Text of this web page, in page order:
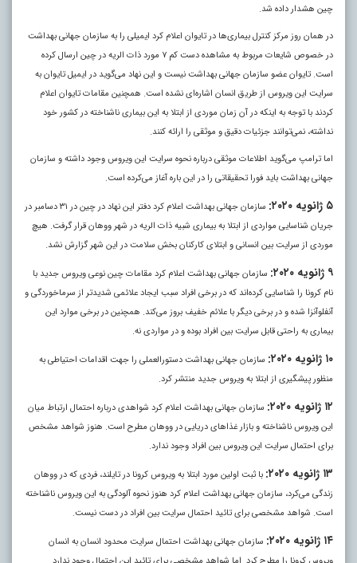
چین هشدار داده شد.
در همان روز مرکز کنترل بیماری‌ها در تایوان اعلام کرد ایمیلی را به سازمان جهانی بهداشت
در خصوص شایعات مربوط به مشاهده دست کم ۷ مورد ذات الریه در چین ارسال کرده
است. تایوان عضو سازمان جهانی بهداشت نیست و این نهاد می‌گوید در ایمیل تایوان به
سرایت این ویروس از طریق انسان اشاره‌ای نشده است. همچنین مقامات تایوان اعلام
کردند با توجه به اینکه در آن زمان موردی از ابتلا به این بیماری ناشناخته در کشور خود
نداشته، نمی‌توانند جزئیات دقیق و موثقی را ارائه کنند.
اما ترامپ می‌گوید اطلاعات موثقی درباره نحوه سرایت این ویروس وجود داشته و سازمان
جهانی بهداشت باید فورا تحقیقاتی را در این باره آغاز می‌کرده است.
۵ ژانویه ۲۰۲۰:
سازمان جهانی بهداشت اعلام کرد دفتر این نهاد در چین در ۳۱ دسامبر در
جریان شناسایی مواردی از ابتلا به بیماری شبیه ذات الریه در شهر ووهان قرار گرفت. هیچ
موردی از سرایت بین انسانی و ابتلای کارکنان بخش سلامت در این شهر گزارش نشد.
۹ ژانویه ۲۰۲۰:
سازمان جهانی بهداشت اعلام کرد مقامات چین نوعی ویروس جدید با
نام کرونا را شناسایی کرده‌اند که در برخی افراد سبب ایجاد علائمی شدیدتر از سرماخوردگی و
آنفلوآنزا شده و در برخی دیگر با علائم خفیف بروز می‌کند. همچنین در برخی موارد این
بیماری به راحتی قابل سرایت بین افراد بوده و در مواردی نه.
۱۰ ژانویه ۲۰۲۰:
سازمان جهانی بهداشت دستورالعملی را جهت اقدامات احتیاطی به
منظور پیشگیری از ابتلا به ویروس جدید منتشر کرد.
۱۲ ژانویه ۲۰۲۰:
سازمان جهانی بهداشت اعلام کرد شواهدی درباره احتمال ارتباط میان
این ویروس ناشناخته و بازار غذا‌های دریایی در ووهان مطرح است. هنوز شواهد مشخص
برای احتمال سرایت این ویروس بین افراد وجود ندارد.
۱۳ ژانویه ۲۰۲۰:
با ثبت اولین مورد ابتلا به ویروس کرونا در تایلند، فردی که در ووهان
زندگی می‌کرد، سازمان جهانی بهداشت اعلام کرد هنوز نحوه آلودگی به این ویروس ناشناخته
است. شواهد مشخصی برای تائید احتمال سرایت بین افراد در دست نیست.
۱۴ ژانویه ۲۰۲۰:
سازمان جهانی بهداشت احتمال سرایت محدود انسان به انسان